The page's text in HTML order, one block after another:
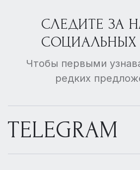
СЛЕДИТЕ ЗА
СОЦИАЛЬНЫХ
Чтобы первыми
редких
TELEGRAM